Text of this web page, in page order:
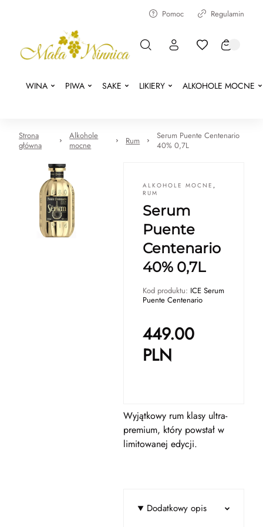
Pomoc Regulamin
WINA PIWA SAKE LIKIERY ALKOHOLE MOCNE
Strona
główna
Alkohole
mocne
Rum
Serum Puente Centenario
40% 0,7L
ALKOHOLE MOCNE ,
RUM
Serum
Puente
Centenario
40% 0,7L
Kod produktu: ICE Serum
Puente Centenario
449.00
PLN
Wyjątkowy rum klasy ultra-
premium, który powstał w
limitowanej edycji.
Dodatkowy opis